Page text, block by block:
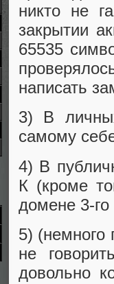
никто не
закрытии
65535
написать
3) В
самому
4) В
К (кроме
домене 3-го
5) (немного
не
довольно